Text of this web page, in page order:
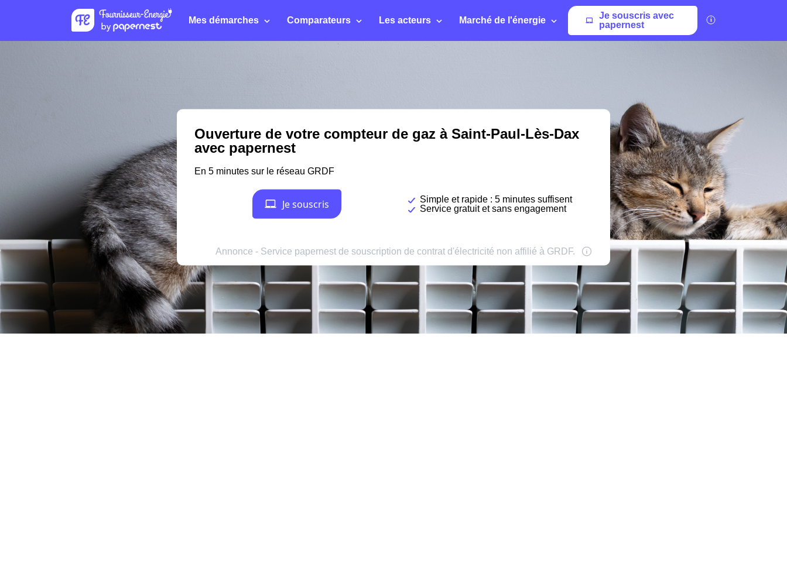
Mes démarches Comparateurs Les acteurs Marché de l'énergie
Je souscris avec
papernest